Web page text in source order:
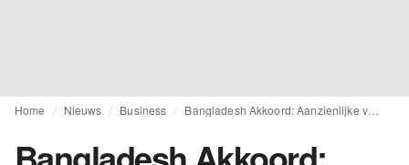
Home Nieuws Business Bangladesh Akkoord: Aanzienlijke vooruitgang, nog steeds levensbedreigende risico’s